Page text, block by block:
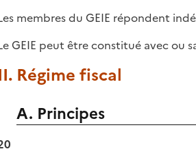
membres du GEIE répondent
GEIE peut être constitué avec ou
Régime fiscal
A. Principes